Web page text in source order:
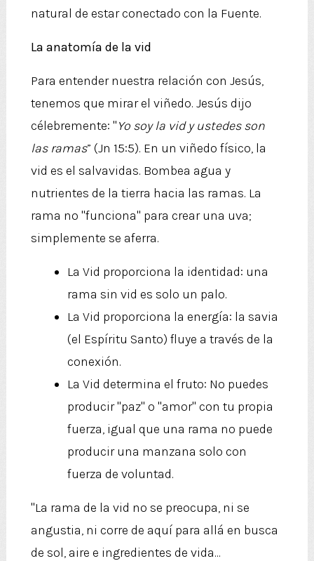
natural de estar conectado con la Fuente.
La anatomía de la vid
Para entender nuestra relación con Jesús,
tenemos que mirar el viñedo. Jesús dijo
célebremente: "Yo soy la vid y ustedes son
las ramas” (Jn 15:5). En un viñedo físico, la
vid es el salvavidas. Bombea agua y
nutrientes de la tierra hacia las ramas. La
rama no "funciona" para crear una uva;
simplemente se aferra.
La Vid proporciona la identidad: una
rama sin vid es solo un palo.
La Vid proporciona la energía: la savia
(el Espíritu Santo) fluye a través de la
conexión.
La Vid determina el fruto: No puedes
producir "paz" o "amor" con tu propia
fuerza, igual que una rama no puede
producir una manzana solo con
fuerza de voluntad.
"La rama de la vid no se preocupa, ni se
angustia, ni corre de aquí para allá en busca
de sol, aire e ingredientes de vida...